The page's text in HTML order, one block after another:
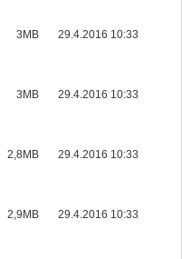
3MB 29.4.2016 10:33
3MB 29.4.2016 10:33
2,8MB 29.4.2016 10:33
2,9MB 29.4.2016 10:33